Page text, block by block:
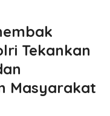
Tekankan
Masyarakat